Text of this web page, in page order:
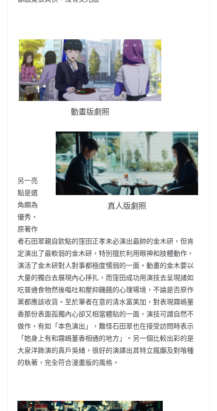
動畫版劇照
真人版劇照
另一亮
點是選
角頗為
優秀，
原著作
者石田翠親自欽點的窪田正孝未必演出最帥的金木研，但肯
定演出了最軟弱的金木研，特別擅於利用眼神和肢體動作，
演活了金木研對人對事都極度懦弱的一面。動畫的金木要以
大量的獨白去展現內心掙扎，而窪田成功用演技去呈現諸如
吃普通食物然後嘔吐和壓抑饑餓的心理場境，不論是否原作
黨都應該收貨。至於筆者在意的清水富美加，對表現霧嶋董
香那份表面孤獨內心卻又相當體貼的一面，演技可謂自然不
做作，有如「本色演出」，難怪石田翠也在接受訪問時表示
「她身上有和霧嶋董香相通的地方」。另一個比較出彩的是
大泉洋飾演的真戶吳緒，很好的演譯出其特立瘋癲及對喰種
的執著，完全符合漫畫版的風格。